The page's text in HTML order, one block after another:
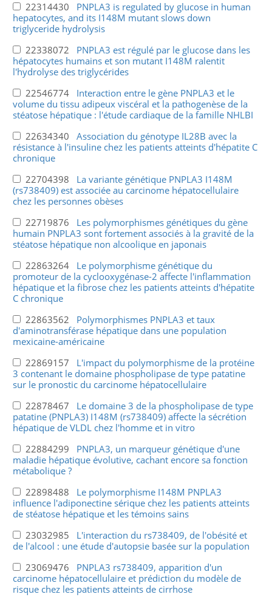
22314430 PNPLA3 is regulated by glucose in human
hepatocytes, and its I148M mutant slows down
triglyceride hydrolysis
22338072 PNPLA3 est régulé par le glucose dans les
hépatocytes humains et son mutant I148M ralentit
l'hydrolyse des triglycérides
22546774 Interaction entre le gène PNPLA3 et le
volume du tissu adipeux viscéral et la pathogenèse de la
stéatose hépatique : l'étude cardiaque de la famille NHLBI
22634340 Association du génotype IL28B avec la
résistance à l'insuline chez les patients atteints d'hépatite C
chronique
22704398 La variante génétique PNPLA3 I148M
(rs738409) est associée au carcinome hépatocellulaire
chez les personnes obèses
22719876 Les polymorphismes génétiques du gène
humain PNPLA3 sont fortement associés à la gravité de la
stéatose hépatique non alcoolique en japonais
22863264 Le polymorphisme génétique du
promoteur de la cyclooxygénase-2 affecte l'inflammation
hépatique et la fibrose chez les patients atteints d'hépatite
C chronique
22863562 Polymorphismes PNPLA3 et taux
d'aminotransférase hépatique dans une population
mexicaine-américaine
22869157 L'impact du polymorphisme de la protéine
3 contenant le domaine phospholipase de type patatine
sur le pronostic du carcinome hépatocellulaire
22878467 Le domaine 3 de la phospholipase de type
patatine (PNPLA3) I148M (rs738409) affecte la sécrétion
hépatique de VLDL chez l'homme et in vitro
22884299 PNPLA3, un marqueur génétique d'une
maladie hépatique évolutive, cachant encore sa fonction
métabolique ?
22898488 Le polymorphisme I148M PNPLA3
influence l'adiponectine sérique chez les patients atteints
de stéatose hépatique et les témoins sains
23032985 L'interaction du rs738409, de l'obésité et
de l'alcool : une étude d'autopsie basée sur la population
23069476 PNPLA3 rs738409, apparition d'un
carcinome hépatocellulaire et prédiction du modèle de
risque chez les patients atteints de cirrhose